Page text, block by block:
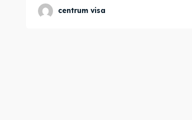
centrum visa